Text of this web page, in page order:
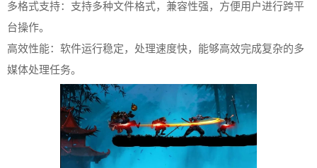
多格式支持：支持多种文件格式，兼容性强，方便用户进行跨平
台操作。
高效性能：软件运行稳定，处理速度快，能够高效完成复杂的多
媒体处理任务。